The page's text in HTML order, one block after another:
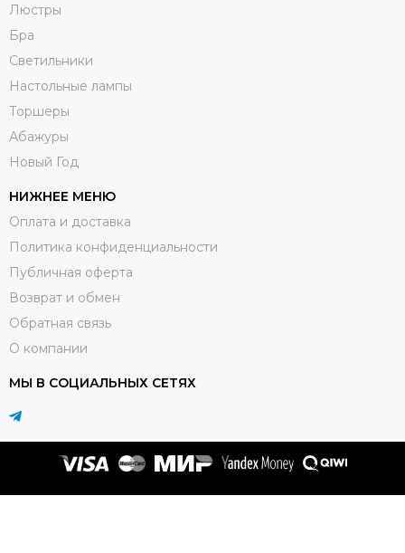
Люстры
Бра
Светильники
Настольные лампы
Торшеры
Абажуры
Новый Год
НИЖНЕЕ МЕНЮ
Оплата и доставка
Политика конфиденциальности
Публичная оферта
Возврат и обмен
Обратная связь
О компании
МЫ В СОЦИАЛЬНЫХ СЕТЯХ